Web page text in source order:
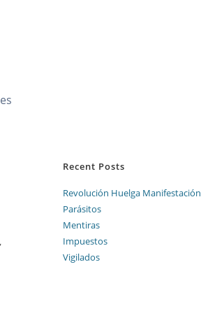
Recent Posts
Revolución Huelga Manifestación
Parásitos
Mentiras
Impuestos
Vigilados